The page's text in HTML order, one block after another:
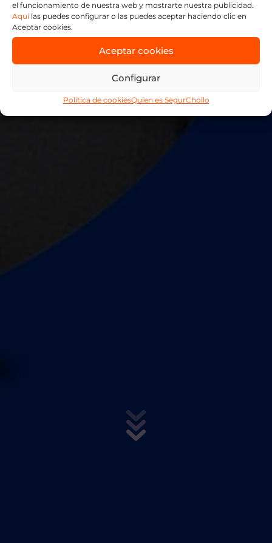
el funcionamiento de nuestra web y mostrarte nuestra publicidad.
Aquílas puedes configurar o las puedes aceptar haciendo clic en
Aceptar cookies.
Aceptar cookies
Configurar
Política de cookiesQuien es SegurChollo
IDEAL PARA
AUTÓNOMOS